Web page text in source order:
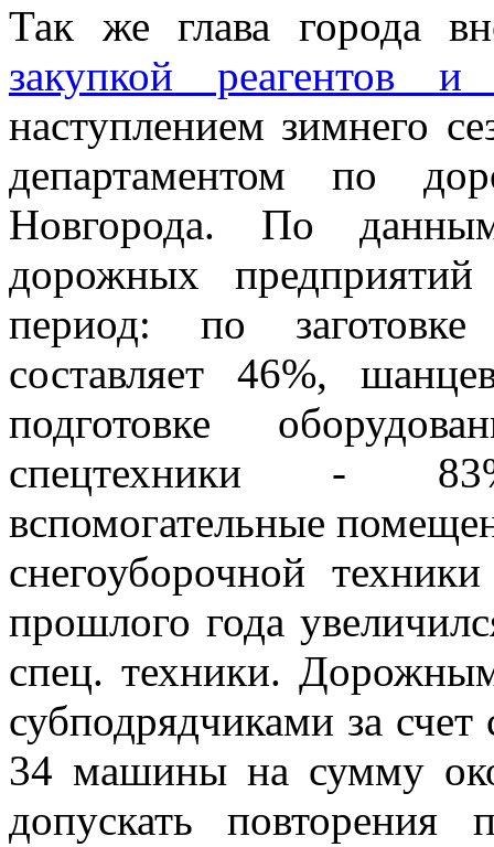
Так же глава города
закупкой реагентов и
наступлением зимнего
департаментом по
Новгорода. По
дорожных
период: по заготовке
составляет 46%,
подготовке
спецтехники -
вспомогательные
снегоуборочной
прошлого года
спец. техники.
субподрядчиками за счет
34 машины на сумму
допускать повторения